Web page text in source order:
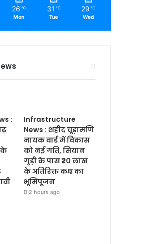
26 ℃
Mon
31 ℃
Tue
29 ℃
Wed
:
के
Infrastructure
News : शहीद चूड़ामणि
नायक वार्ड में विकास
को नई गति, सियान
गुड़ी के पास ₹20 लाख
के अतिरिक्त कक्ष का
भूमिपूजन
2 hours ago